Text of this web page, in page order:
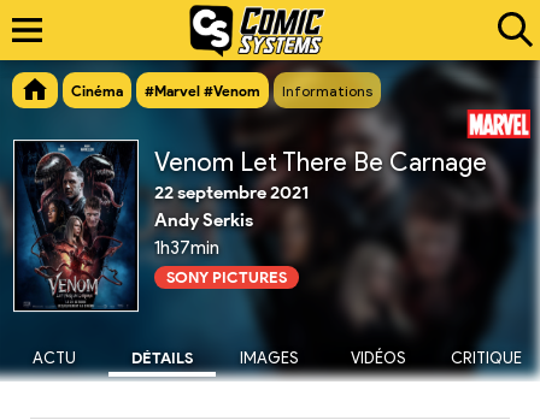
Cinéma #Marvel #Venom Informations
Venom Let There Be Carnage
22 septembre 2021
Andy Serkis
1h37min
SONY PICTURES
ACTU DÉTAILS IMAGES VIDÉOS CRITIQUE